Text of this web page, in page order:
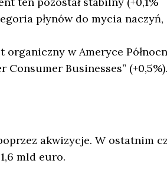
płynów do mycia naczyń,
w Ameryce
Consumer Businesses” (+0,5%).
akwizycje. W ostatnim
mld euro.